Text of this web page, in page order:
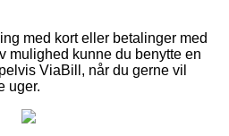
med kort eller betalinger med
mulighed kunne du benytte en
ViaBill, når du gerne vil
uger.